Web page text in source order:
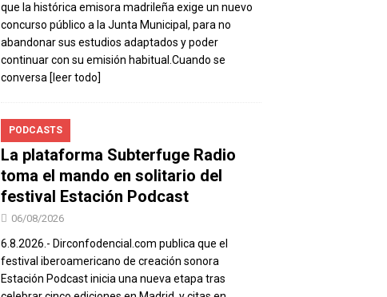
que la histórica emisora madrileña exige un nuevo
concurso público a la Junta Municipal, para no
abandonar sus estudios adaptados y poder
continuar con su emisión habitual.Cuando se
conversa [leer todo]
PODCASTS
La plataforma Subterfuge Radio
toma el mando en solitario del
festival Estación Podcast
06/08/2026
6.8.2026.- Dirconfodencial.com publica que el
festival iberoamericano de creación sonora
Estación Podcast inicia una nueva etapa tras